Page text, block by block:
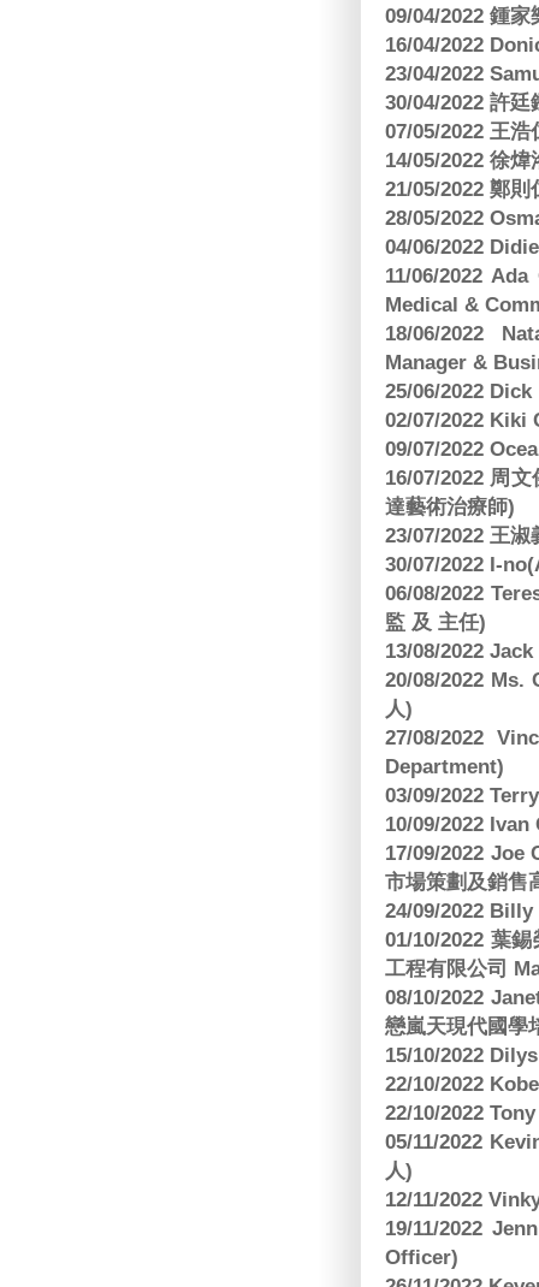
09/04/2022 鍾
16/04/2022
23/04/2022
30/04/2022 許
07/05/2022 王
14/05/2022 徐
21/05/2022 鄭
28/05/2022
04/06/2022
11/06/2022
Medical &
18/06/2022
Manager &
25/06/2022
02/07/2022 Kiki
09/07/2022
16/07/2022 周
達藝術治療師)
23/07/2022 王
30/07/2022 I-
06/08/2022
監 及 主任)
13/08/2022
20/08/2022
人)
27/08/2022
Department)
03/09/2022
10/09/2022
17/09/2022
市場策劃及銷售
24/09/2022
01/10/2022 葉
工程有限公司
08/10/2022
戀嵐天現代國學
15/10/2022
22/10/2022
22/10/2022
05/11/2022
人)
12/11/2022
19/11/2022
Officer)